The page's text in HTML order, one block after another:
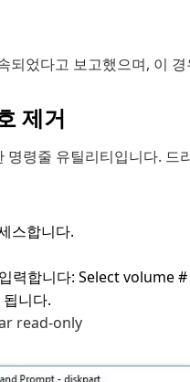
었다고 보고했으며, 이
제거
령줄 유틸리티입니다. 드
스합니다.
력합니다: Select volume #
니다.
read-only